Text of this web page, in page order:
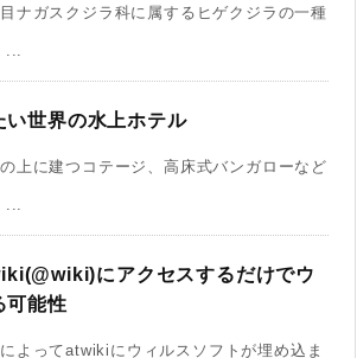
ナガスクジラ科に属するヒゲクジラの一種
い世界の水上ホテル
上に建つコテージ、高床式バンガローなど
にアクセスするだけでウ
可能性
よってatwikiにウィルスソフトが埋め込ま